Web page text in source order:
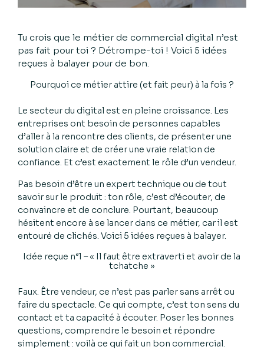
Tu crois que le métier de commercial digital n’est
pas fait pour toi ? Détrompe-toi ! Voici 5 idées
reçues à balayer pour de bon.
Pourquoi ce métier attire (et fait peur) à la fois ?
Le secteur du digital est en pleine croissance. Les
entreprises ont besoin de personnes capables
d’aller à la rencontre des clients, de présenter une
solution claire et de créer une vraie relation de
confiance. Et c’est exactement le rôle d’un vendeur.
Pas besoin d’être un expert technique ou de tout
savoir sur le produit : ton rôle, c’est d’écouter, de
convaincre et de conclure. Pourtant, beaucoup
hésitent encore à se lancer dans ce métier, car il est
entouré de clichés. Voici 5 idées reçues à balayer.
Idée reçue n°1 – « Il faut être extraverti et avoir de la
tchatche »
Faux. Être vendeur, ce n’est pas parler sans arrêt ou
faire du spectacle. Ce qui compte, c’est ton sens du
contact et ta capacité à écouter. Poser les bonnes
questions, comprendre le besoin et répondre
simplement : voilà ce qui fait un bon commercial.